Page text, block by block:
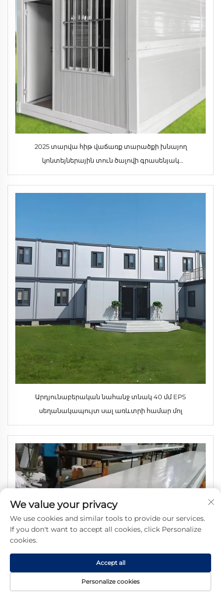
2025 տարվա հիթ վաճառք տարածքի խնայող
կոնտեյներային տուն ծալովի գրասենյակ
շինարարական հրապարակի համար
Արդյունաբերական նահանջ տնակ 40 մմ EPS
սեղանակապույտ սալ առևտրի համար մոլ
We value your privacy
We use cookies and similar tools to provide our services.
If you don't want to accept all cookies, click Personalize
cookies.
Personalize cookies
Accept all